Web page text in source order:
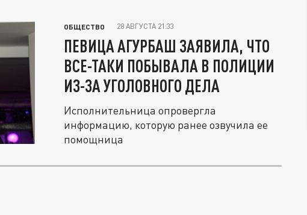
ОБЩЕСТВО 28 АВГУСТА 21:33
ПЕВИЦА АГУРБАШ ЗАЯВИЛА, ЧТО
ВСЕ-ТАКИ ПОБЫВАЛА В ПОЛИЦИИ
ИЗ-ЗА УГОЛОВНОГО ДЕЛА
Исполнительница опровергла
информацию, которую ранее озвучила ее
помощница